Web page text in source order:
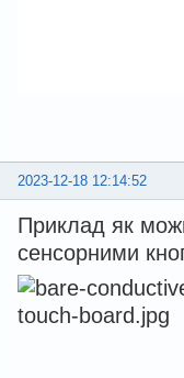
2023-12-18 12:14:52
Приклад як
сенсорними